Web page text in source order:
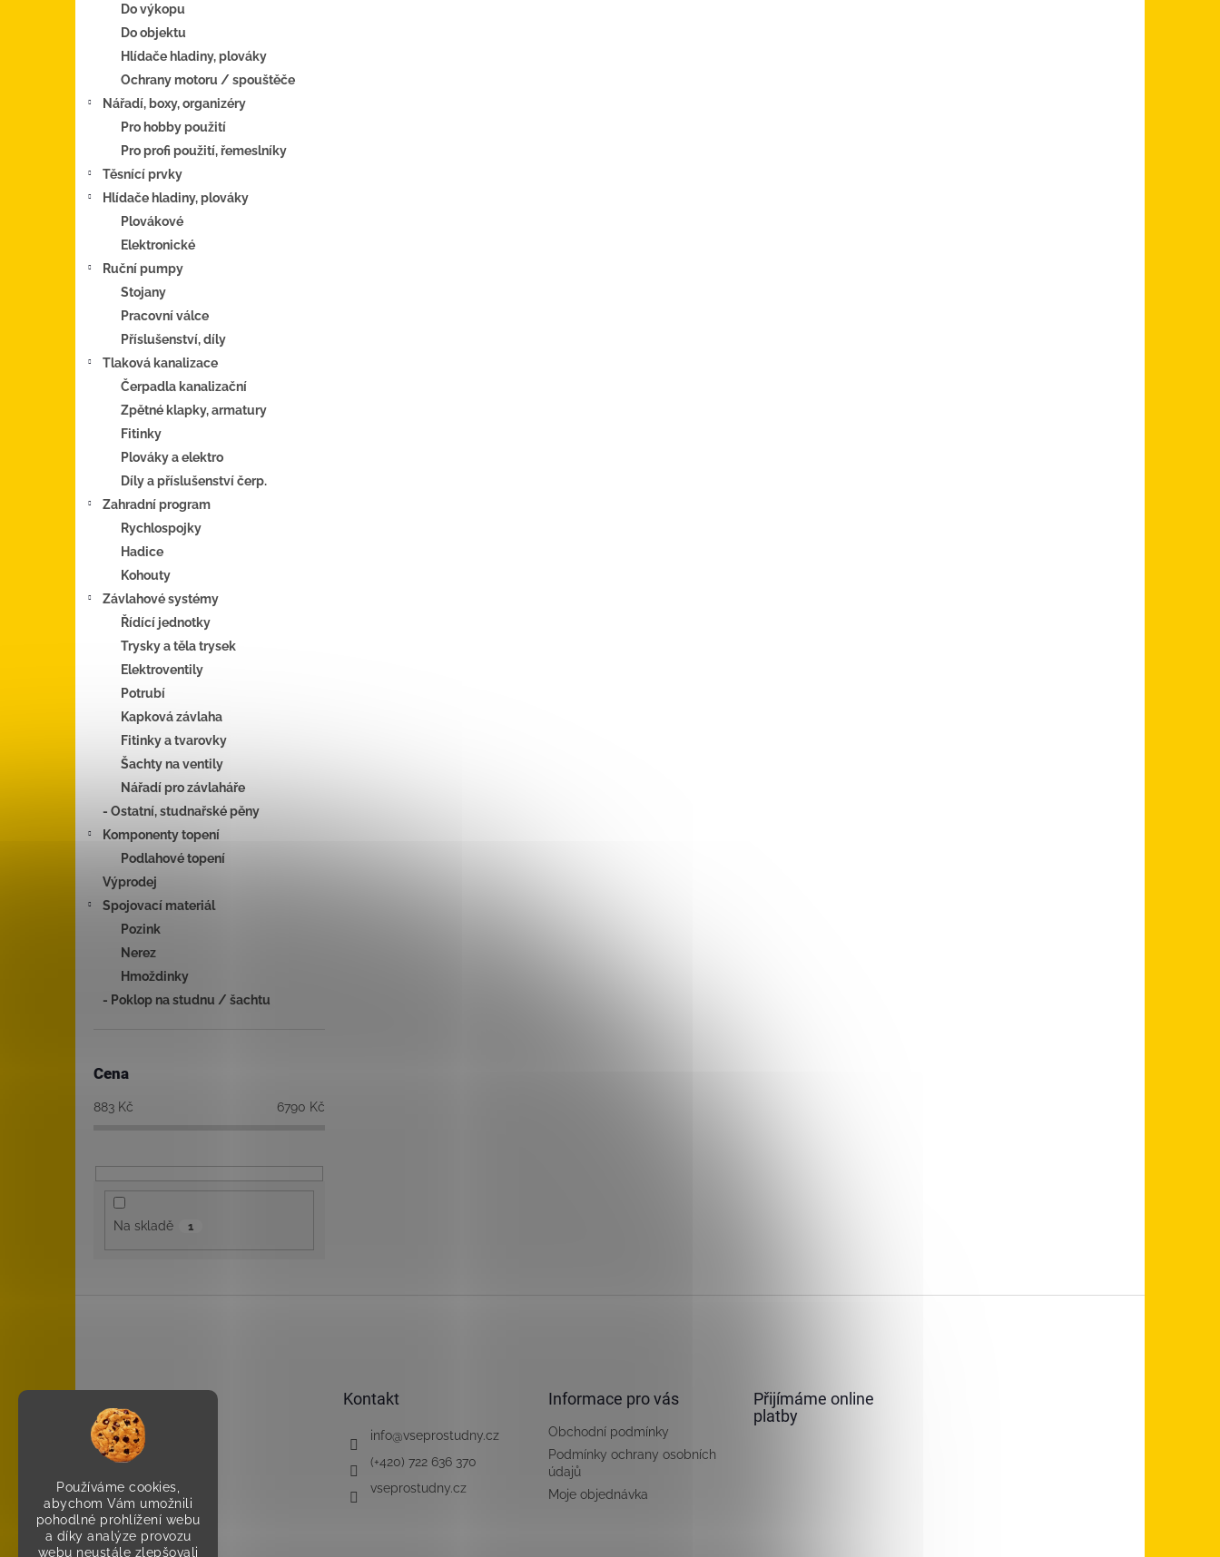
Používáme cookies,
abychom Vám umožnili
pohodlné prohlížení webu
a díky analýze provozu
webu neustále zlepšovali
Do výkopu
Do objektu
Hlídače hladiny, plováky
Ochrany motoru / spouštěče
Nářadí, boxy, organizéry
Pro hobby použití
Pro profi použití, řemeslníky
Těsnící prvky
Hlídače hladiny, plováky
Plovákové
Elektronické
Ruční pumpy
Stojany
Pracovní válce
Příslušenství, díly
Tlaková kanalizace
Čerpadla kanalizační
Zpětné klapky, armatury
Fitinky
Plováky a elektro
Díly a příslušenství čerp.
Zahradní program
Rychlospojky
Hadice
Kohouty
Závlahové systémy
Řídící jednotky
Trysky a těla trysek
Elektroventily
Potrubí
Kapková závlaha
Fitinky a tvarovky
Šachty na ventily
Nářadí pro závlaháře
- Ostatní, studnařské pěny
Komponenty topení
Podlahové topení
Výprodej
Spojovací materiál
Pozink
Nerez
Hmoždinky
- Poklop na studnu / šachtu
Cena
883 Kč 6790 Kč
Na skladě 1
Kontakt
info@vseprostudny.cz
(+420) 722 636 370
vseprostudny.cz
Informace pro vás
Obchodní podmínky
Podmínky ochrany osobních
údajů
Moje objednávka
Přijímáme online
platby